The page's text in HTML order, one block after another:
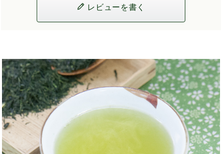
レビューを書く